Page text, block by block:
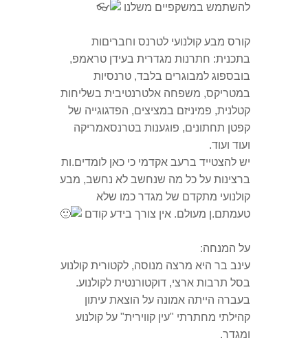
להשתמש במשקפיים משלנו
קורס מבע קולנועי לטרנס וחבריםות
בתכנית: חתרנות מגדרית בעידן טראמפ,
בובספוג למבוגרים בלבד, טרנסיות
במטריקס, משפחה אלטרנטיבית בשליחות
קטלנית, פמיניזם במציצים, הפדגוגייה של
קפטן תחתונים, פוגענות בטרנסאמריקה
ועוד ועוד.
יש להצטייד ברעב אקדמי כי כאן לומדים.ות
ברצינות על כל מה שנחשב לא נחשב, מבע
קולנועי מתקדם של מגדר כמו שלא
טעמתם.ן מעולם. אין צורך בידע קודם
על המנחה:
עינב בר היא מרצה מנוסה, לקטורית קולנוע
בסל תרבות ארצי, דוקטורנטית לקולנוע.
בעברה הייתה אמונה על הוצאת עיתון
קהילתי מחתרתי "עין קווירית" על קולנוע
ומגדר.